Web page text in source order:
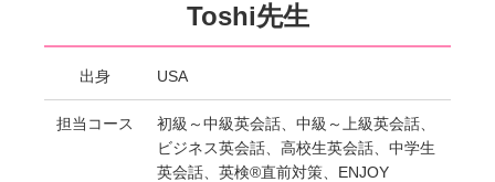
Toshi先生
出身 USA
担当コース
初級～中級英会話、中級～上級英会話、
ビジネス英会話、高校生英会話、中学生
英会話、英検®直前対策、ENJOY